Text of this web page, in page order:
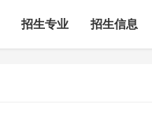
招生专业 招生信息